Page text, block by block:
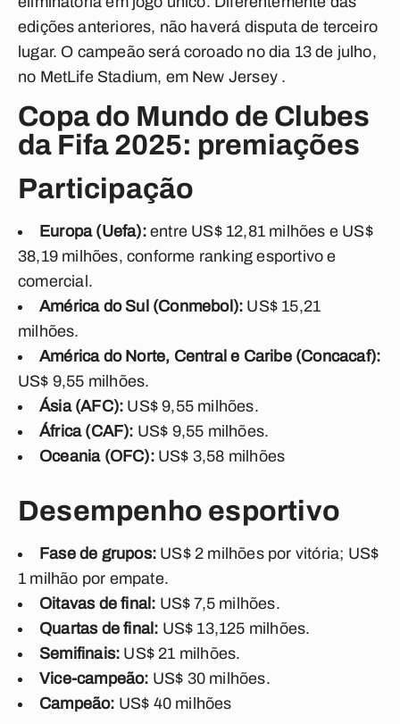
edições anteriores, não haverá disputa de terceiro
lugar. O campeão será coroado no dia 13 de julho,
no MetLife Stadium, em New Jersey .
Copa do Mundo de Clubes
da Fifa 2025: premiações
Participação
Europa (Uefa): entre US$ 12,81 milhões e US$
38,19 milhões, conforme ranking esportivo e
comercial.
América do Sul (Conmebol): US$ 15,21
milhões.
América do Norte, Central e Caribe (Concacaf):
US$ 9,55 milhões.
Ásia (AFC): US$ 9,55 milhões.
África (CAF): US$ 9,55 milhões.
Oceania (OFC):US$ 3,58 milhões
Desempenho esportivo
Fase de grupos: US$ 2 milhões por vitória; US$
1 milhão por empate.
Oitavas de final: US$ 7,5 milhões.
Quartas de final: US$ 13,125 milhões.
Semifinais: US$ 21 milhões.
Vice-campeão: US$ 30 milhões.
Campeão: US$ 40 milhões